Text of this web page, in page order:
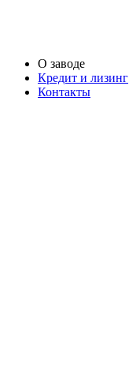
О заводе
Кредит и лизинг
Контакты